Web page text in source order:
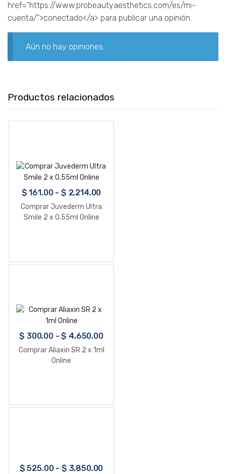
href="https://www.probeautyaesthetics.com/es/mi-
cuenta/">conectado</a> para publicar una opinión.
Aún no hay opiniones.
Productos relacionados
$ 161.00- $ 2,214.00
Comprar Juvederm Ultra
Smile 2 x 0.55ml Online
$ 300.00-$ 4,650.00
Comprar Aliaxin SR 2 x 1ml
Online
$ 525.00- $ 3,850.00